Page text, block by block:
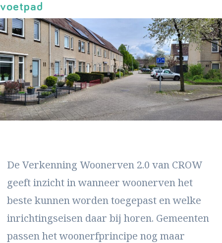
voetpad
De Verkenning Woonerven 2.0 van CROW
geeft inzicht in wanneer woonerven het
beste kunnen worden toegepast en welke
inrichtingseisen daar bij horen. Gemeenten
passen het woonerfprincipe nog maar